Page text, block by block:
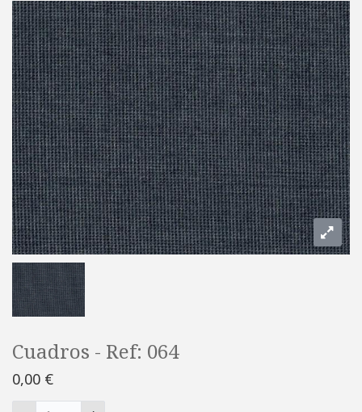
Cuadros - Ref: 064
0,00 €